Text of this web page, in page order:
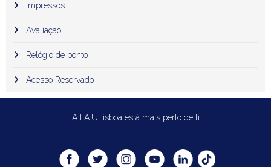
Impressos
Avaliação
Relógio de ponto
Acesso Reservado
A FA.ULisboa está mais perto de ti